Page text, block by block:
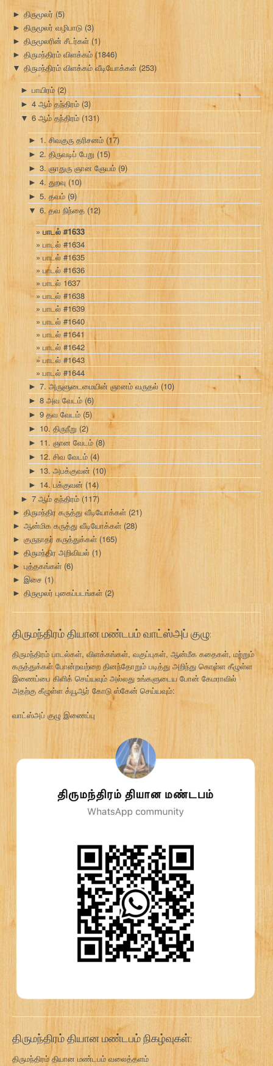
► திருமூலர் (5)
► திருமூலர் வழிபாடு (3)
► திருமூலரின் சீடர்கள் (1)
► திருமந்திரம் விளக்கம்(1846)
▼ திருமந்திரம் விளக்கம் வீடியோக்கள் (253)
► பாயிரம் (2)
► 4 ஆம் தந்திரம் (3)
▼ 6 ஆம் தந்திரம் (131)
► 1. சிவகுரு தரிசனம் (17)
► 2. திருவடிப் பேறு (15)
► 3. ஞாதுரு ஞான ஞேயம் (9)
► 4. துறவு (10)
► 5. தவம் (9)
▼ 6. தவ நிந்தை (12)
பாடல் #1633
பாடல் #1634
பாடல் #1635
பாடல் #1636
பாடல் 1637
பாடல் #1638
பாடல் #1639
பாடல் #1640
பாடல் #1641
பாடல் #1642
பாடல் #1643
பாடல் #1644
► 7. அருளுடைமையின் ஞானம் வருதல் (10)
► 8 அவ வேடம் (6)
► 9 தவ வேடம் (5)
► 10. திருநீறு (2)
► 11. ஞான வேடம் (8)
► 12. சிவ வேடம்(4)
► 13. அபக்குவன் (10)
► 14. பக்குவன் (14)
► 7 ஆம் தந்திரம் (117)
► திருமந்திர கருத்து வீடியோக்கள் (21)
► ஆன்மிக கருத்து வீடியோக்கள் (28)
► குருநாதர் கருத்துக்கள் (165)
► திருமந்திர அறிவியல் (1)
► புத்தகங்கள் (6)
► இசை (1)
► திருமூலர் புகைப்படங்கள் (2)
திருமந்திரம் தியான மண்டபம் வாட்ஸ்அப் குழு:
திருமந்திரம் பாடல்கள், விளக்கங்கள், வகுப்புகள், ஆன்மீக கதைகள், மற்றும்
கருத்துக்கள் போன்றவற்றை தினந்தோறும் படித்து அறிந்து கொள்ள கீழுள்ள
இணைப்பை கிளிக் செய்யவும் அல்லது உங்களுடைய போன் கேமராவில்
அதற்கு கீழுள்ள க்யூஆர் கோடு ஸ்கேன் செய்யவும்:
வாட்ஸ்அப் குழு இணைப்பு
திருமந்திரம் தியான மண்டபம் நிகழ்வுகள்:
திருமந்திரம் தியான மண்டபம் வலைத்தளம்